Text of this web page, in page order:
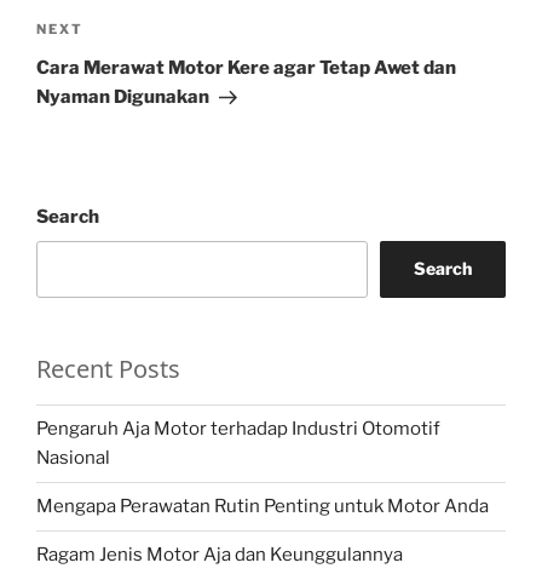
Next
Post
NEXT
Cara Merawat Motor Kere agar Tetap Awet dan
Nyaman Digunakan
Search
Search
Recent Posts
Pengaruh Aja Motor terhadap Industri Otomotif
Nasional
Mengapa Perawatan Rutin Penting untuk Motor Anda
Ragam Jenis Motor Aja dan Keunggulannya